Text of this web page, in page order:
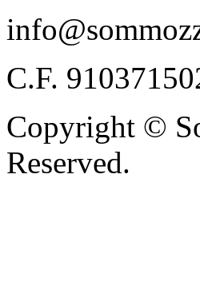
C.F.
Copyright ©
Reserved.